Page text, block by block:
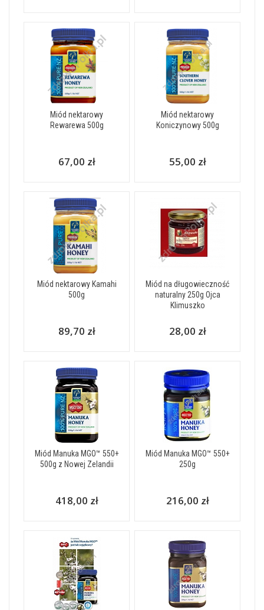
Miód nektarowy
Rewarewa 500g
67,00 zł
Miód nektarowy
Koniczynowy 500g
55,00 zł
Miód nektarowy Kamahi
500g
89,70 zł
Miód na długowieczność
naturalny 250g Ojca
Klimuszko
28,00 zł
Miód Manuka MGO™ 550+
500g z Nowej Zelandii
418,00 zł
Miód Manuka MGO™ 550+
250g
216,00 zł